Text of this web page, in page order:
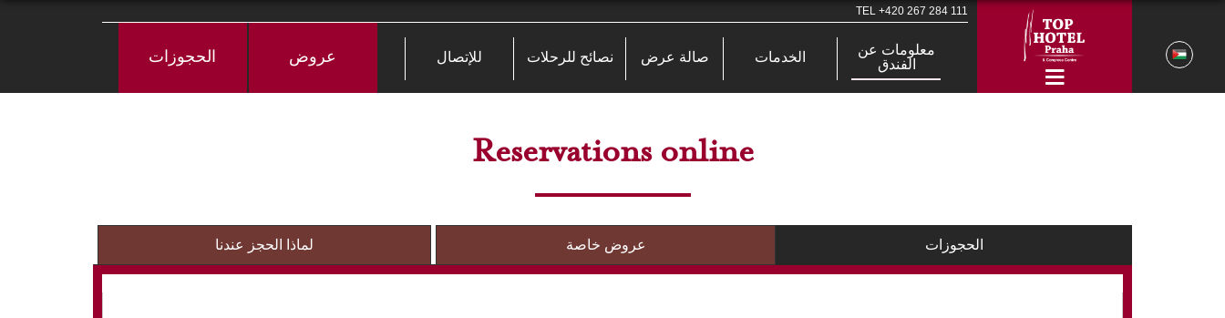
TEL +420 267 284 111
معلومات عن
الفندق
الخدمات صالة عرض نصائح للرحلات للإتصال عروض الحجوزات
Reservations online
الحجوزات عروض خاصة لماذا الحجز عندنا